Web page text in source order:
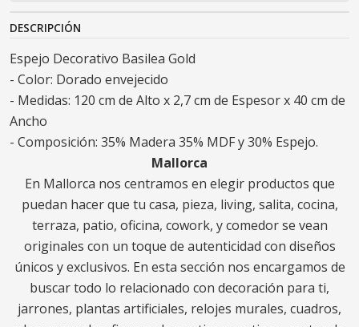
DESCRIPCIÓN
Espejo Decorativo Basilea Gold
- Color: Dorado envejecido
- Medidas: 120 cm de Alto x 2,7 cm de Espesor x 40 cm de
Ancho
- Composición: 35% Madera 35% MDF y 30% Espejo.
Mallorca
En Mallorca nos centramos en elegir productos que
puedan hacer que tu casa, pieza, living, salita, cocina,
terraza, patio, oficina, cowork, y comedor se vean
originales con un toque de autenticidad con diseños
únicos y exclusivos. En esta sección nos encargamos de
buscar todo lo relacionado con decoración para ti,
jarrones, plantas artificiales, relojes murales, cuadros,